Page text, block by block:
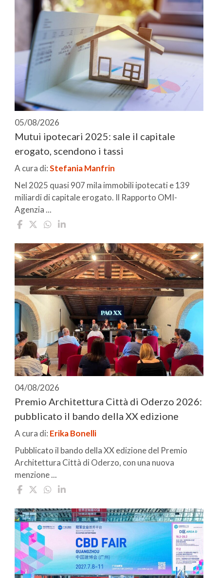
05/08/2026
Mutui ipotecari 2025: sale il capitale
erogato, scendono i tassi
A cura di:Stefania Manfrin
Nel 2025 quasi 907 mila immobili ipotecati e 139
miliardi di capitale erogato. Il Rapporto OMI-
Agenzia ...
04/08/2026
Premio Architettura Città di Oderzo 2026:
pubblicato il bando della XX edizione
A cura di: Erika Bonelli
Pubblicato il bando della XX edizione del Premio
Architettura Città di Oderzo, con una nuova
menzione ...